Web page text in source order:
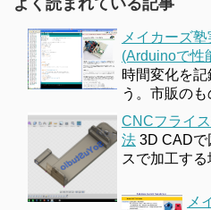
メイカーズ
(Arduinoで性
時間変化を
う。市販の
CNCフライ
法 3D CADで
スで加工す
メ